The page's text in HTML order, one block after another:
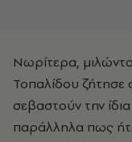
Νωρίτερα,
Τοπαλίδου
σεβαστούν την ίδια
παράλληλα πως